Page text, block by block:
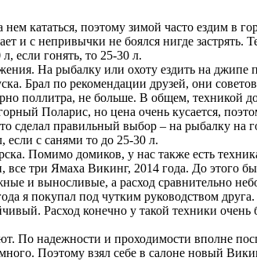
кататься, поэтому зимой часто ездим в
и с непривычки не боялся нигде застрять.
если гонять, то 25-30 л.
На рыбалку или охоту ездить на джипе
Брал по рекомендации друзей, они
поллитра, не больше. В общем, техникой
Поларис, но цена очень кусается,
сделал правильный выбор – на рыбалку на
если с санями то до 25-30 л.
Помимо домиков, у нас также есть
три Ямаха Викинг, 2014 года. До этого
и выносливые, а расход сравнительно
я покупал под чутким руководством
Расход конечно у такой техники
По надежности и проходимости вполне
Поэтому взял себе в салоне новый